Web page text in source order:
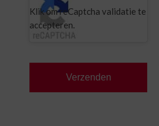
Klik om reCaptcha validatie te
accepteren.